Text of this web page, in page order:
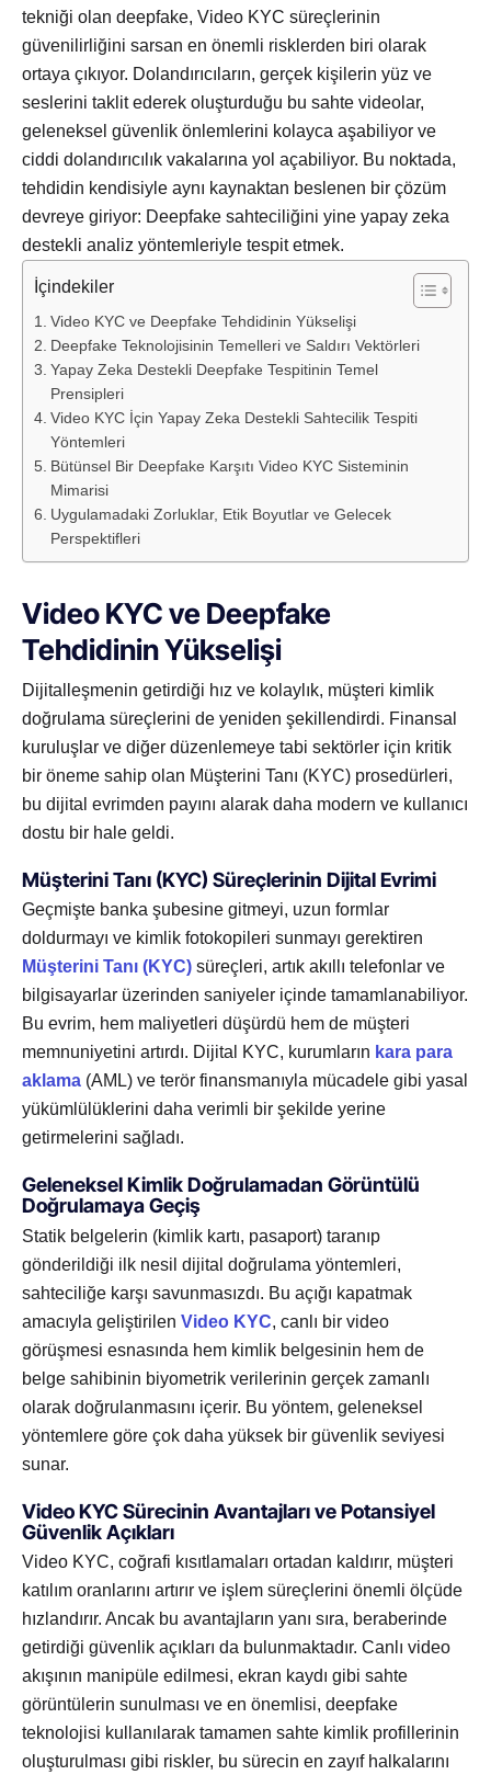
tekniği olan deepfake, Video KYC süreçlerinin
güvenilirliğini sarsan en önemli risklerden biri olarak
ortaya çıkıyor. Dolandırıcıların, gerçek kişilerin yüz ve
seslerini taklit ederek oluşturduğu bu sahte videolar,
geleneksel güvenlik önlemlerini kolayca aşabiliyor ve
ciddi dolandırıcılık vakalarına yol açabiliyor. Bu noktada,
tehdidin kendisiyle aynı kaynaktan beslenen bir çözüm
devreye giriyor: Deepfake sahteciliğini yine yapay zeka
destekli analiz yöntemleriyle tespit etmek.
İçindekiler
Video KYC ve Deepfake Tehdidinin Yükselişi
Deepfake Teknolojisinin Temelleri ve Saldırı Vektörleri
Yapay Zeka Destekli Deepfake Tespitinin Temel
Prensipleri
Video KYC İçin Yapay Zeka Destekli Sahtecilik Tespiti
Yöntemleri
Bütünsel Bir Deepfake Karşıtı Video KYC Sisteminin
Mimarisi
Uygulamadaki Zorluklar, Etik Boyutlar ve Gelecek
Perspektifleri
Video KYC ve Deepfake
Tehdidinin Yükselişi
Dijitalleşmenin getirdiği hız ve kolaylık, müşteri kimlik
doğrulama süreçlerini de yeniden şekillendirdi. Finansal
kuruluşlar ve diğer düzenlemeye tabi sektörler için kritik
bir öneme sahip olan Müşterini Tanı (KYC) prosedürleri,
bu dijital evrimden payını alarak daha modern ve kullanıcı
dostu bir hale geldi.
Müşterini Tanı (KYC) Süreçlerinin Dijital Evrimi
Geçmişte banka şubesine gitmeyi, uzun formlar
doldurmayı ve kimlik fotokopileri sunmayı gerektiren
Müşterini Tanı (KYC) süreçleri, artık akıllı telefonlar ve
bilgisayarlar üzerinden saniyeler içinde tamamlanabiliyor.
Bu evrim, hem maliyetleri düşürdü hem de müşteri
memnuniyetini artırdı. Dijital KYC, kurumların kara para
aklama (AML) ve terör finansmanıyla mücadele gibi yasal
yükümlülüklerini daha verimli bir şekilde yerine
getirmelerini sağladı.
Geleneksel Kimlik Doğrulamadan Görüntülü
Doğrulamaya Geçiş
Statik belgelerin (kimlik kartı, pasaport) taranıp
gönderildiği ilk nesil dijital doğrulama yöntemleri,
sahteciliğe karşı savunmasızdı. Bu açığı kapatmak
amacıyla geliştirilen Video KYC, canlı bir video
görüşmesi esnasında hem kimlik belgesinin hem de
belge sahibinin biyometrik verilerinin gerçek zamanlı
olarak doğrulanmasını içerir. Bu yöntem, geleneksel
yöntemlere göre çok daha yüksek bir güvenlik seviyesi
sunar.
Video KYC Sürecinin Avantajları ve Potansiyel
Güvenlik Açıkları
Video KYC, coğrafi kısıtlamaları ortadan kaldırır, müşteri
katılım oranlarını artırır ve işlem süreçlerini önemli ölçüde
hızlandırır. Ancak bu avantajların yanı sıra, beraberinde
getirdiği güvenlik açıkları da bulunmaktadır. Canlı video
akışının manipüle edilmesi, ekran kaydı gibi sahte
görüntülerin sunulması ve en önemlisi, deepfake
teknolojisi kullanılarak tamamen sahte kimlik profillerinin
oluşturulması gibi riskler, bu sürecin en zayıf halkalarını